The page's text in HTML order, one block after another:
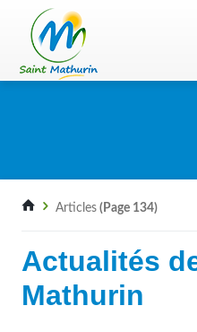
Articles (Page 134)
Actualités
Mathurin